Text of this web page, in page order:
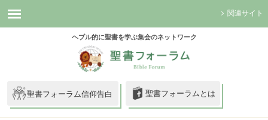
関連サイト
ヘブル的に聖書を学ぶ集会のネットワーク
聖書フォーラム信仰告白 聖書フォーラムとは